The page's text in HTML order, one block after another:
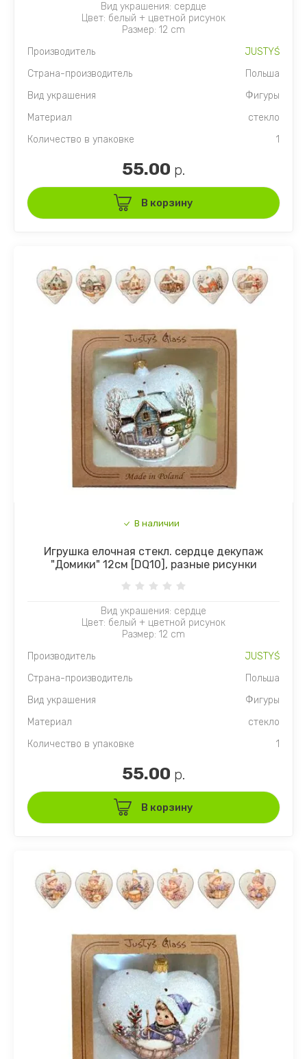
Вид украшения: сердце
Цвет: белый + цветной рисунок
Размер: 12 cm
Производитель
JUSTYŚ
Страна-производитель
Польша
Вид украшения
Фигуры
Материал
стекло
Количество в упаковке
1
55.00 р.
В корзину
В наличии
Игрушка елочная стекл. сердце декупаж
"Домики" 12см [DQ10], разные рисунки
Вид украшения: сердце
Цвет: белый + цветной рисунок
Размер: 12 cm
Производитель
JUSTYŚ
Страна-производитель
Польша
Вид украшения
Фигуры
Материал
стекло
Количество в упаковке
1
55.00 р.
В корзину